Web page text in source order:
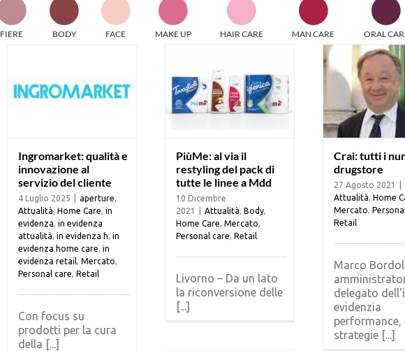
TESPI MEDIAGROUP racchiude un pool di società di comunicazione
ed editrici specializzate nell’informazione b2b. Edizioni Turbo, in
particolare, attraverso numerose riviste verticali, fornisce strumenti di
informazione che coinvolgono gli attori nei settori beauty, food,
technology, entertainment e sport.LE RIVISTE
Scroll Down
FIERE BODY FACE MAKE UP HAIR CARE MAN CARE ORAL
innovazione al
Ingromarket: qualità e
innovazione al
servizio del cliente
4 Luglio 2025 aperture
Attualità Home Care in
evidenza in evidenza
attualità in evidenza h in
evidenza home care in
evidenza retail
Mercato
Personal care Retail
Con focus su
prodotti per la cura
della [...]
PiùMe: al via il
restyling del pack di
tutte le linee a Mdd
PiùMe: al via il
restyling del pack di
tutte le linee a Mdd
10 Dicembre
2021
Attualità Body,
Home Care Mercato
Personal care Retail
Livorno – Da un lato
la riconversione delle
[...]
Crai: tutti i numeri
dei drugstore
Crai: tutti i
drugstore
27 Agosto 2021
Attualità Home
Mercato
Retail
Marco
delegato
evidenzia
performance,
strategie [...]